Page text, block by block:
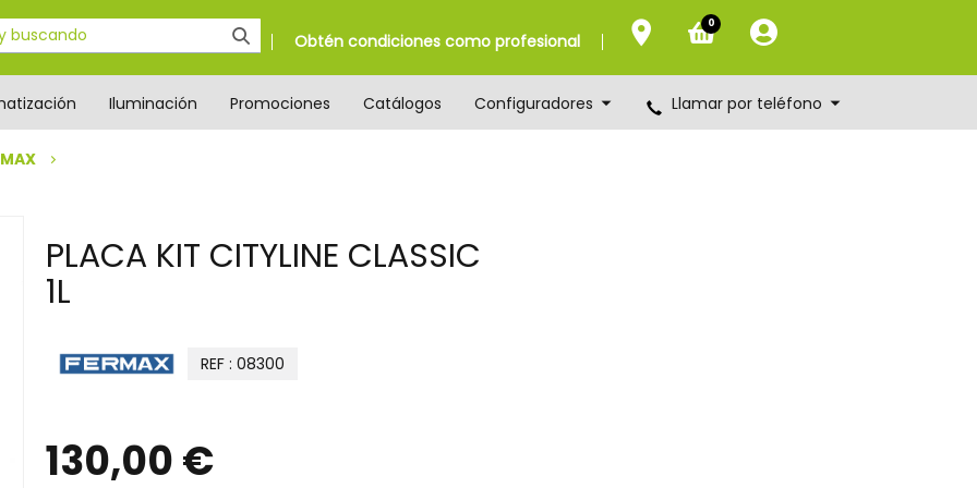
Obtén condiciones como profesional
0
Iluminación Promociones Catálogos Configuradores Llamar por teléfono
PLACA KIT CITYLINE CLASSIC
1L
REF : 08300
130,00 €